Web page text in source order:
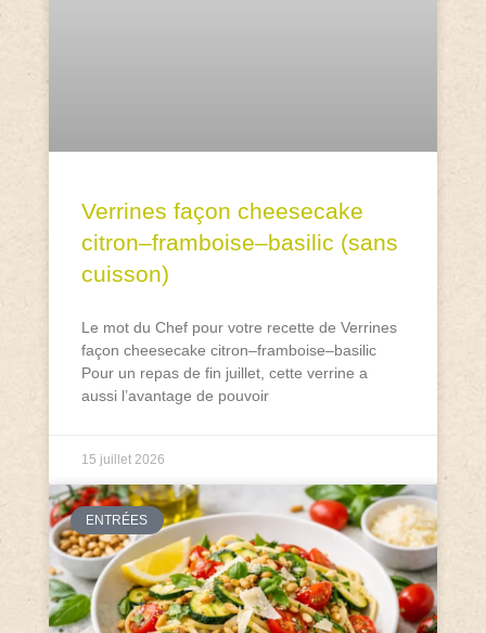
Verrines façon cheesecake
citron–framboise–basilic (sans
cuisson)
Le mot du Chef pour votre recette de Verrines
façon cheesecake citron–framboise–basilic
Pour un repas de fin juillet, cette verrine a
aussi l’avantage de pouvoir
15 juillet 2026
ENTRÉES